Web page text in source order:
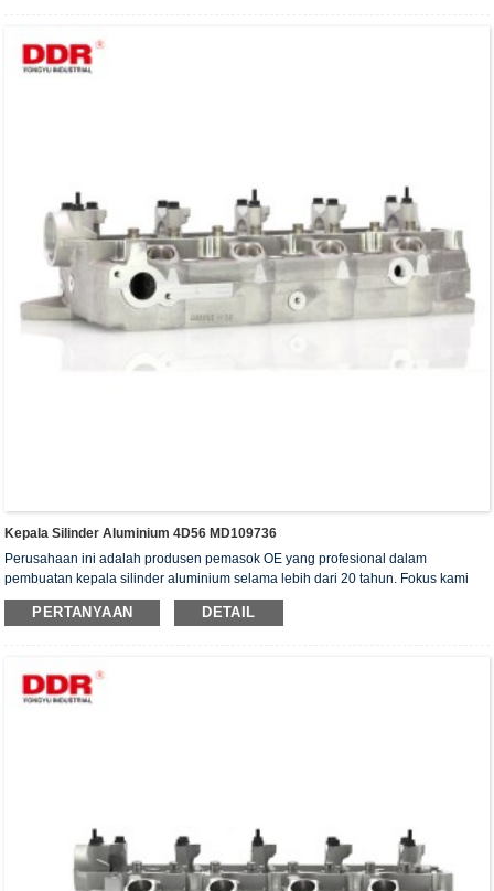
Kepala Silinder Aluminium 4D56 MD109736
Perusahaan ini adalah produsen pemasok OE yang profesional dalam
pembuatan kepala silinder aluminium selama lebih dari 20 tahun. Fokus kami
adalah pada kualitas dan layanan. Kepala silinder kami telah memperoleh
sertifikat otentikasi ISO16949, "Kepala silinder dengan penyegelan tinggi",
PERTANYAAN DETAIL